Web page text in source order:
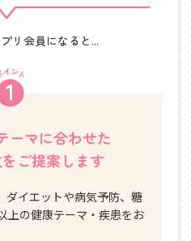
リ会員になると...
ーマに合わせた
ご提案します
ダイエットや病気予防、糖
上の健康テーマ・疾患をお